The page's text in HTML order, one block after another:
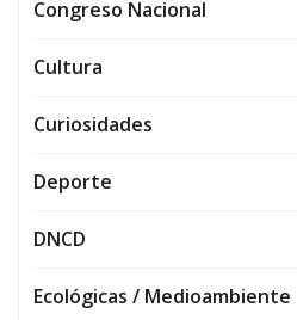
Congreso Nacional
Cultura
Curiosidades
Deporte
DNCD
Ecológicas / Medioambiente